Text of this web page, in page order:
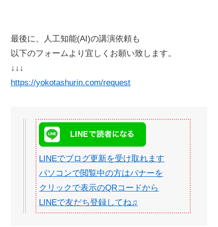
最後に、人工知能(AI)の講演依頼も
以下のフォームより宜しくお願い致します。
↓↓↓
https://yokotashurin.com/request
LINEでブログ更新を受け取れます
パソコンで閲覧中の方はバナーを
クリックで表示のQRコードから
LINEで友だち登録してね♫